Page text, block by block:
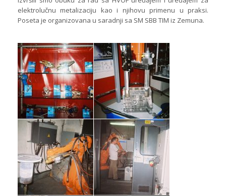
elektrolučnu metalizaciju kao i njihovu primenu u praksi.
Poseta je organizovana u saradnji sa SM SBB TIM iz Zemuna.